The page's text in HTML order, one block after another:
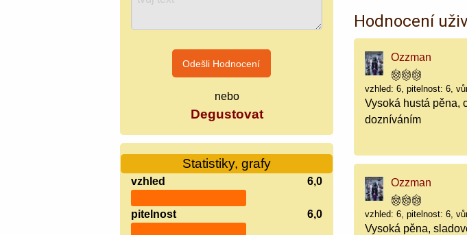
nebo
Degustovat
Statistiky, grafy
vzhled 6,0
pitelnost 6,0
Hodnocení
Ozzman
vzhled: 6, pitelnost: 6,
Vysoká hustá pěna,
dozníváním
Ozzman
vzhled: 6, pitelnost: 6,
Vysoká pěna,